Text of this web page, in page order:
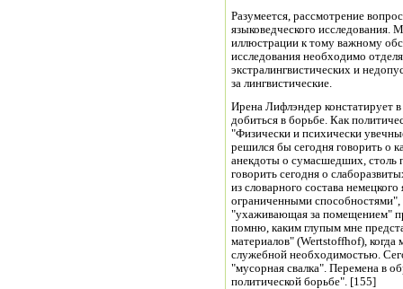
Разумеется, рассмотрение
языковедческого
иллюстрации к тому важному
исследования необходимо
экстралингвистических и
за лингвистические.
Ирена Лифлэндер констатирует
добиться в борьбе. Как
"Физически и психически
решился бы сегодня говорить о
анекдоты о сумасшедших, столь
говорить сегодня о
из словарного состава
ограниченными
"ухаживающая за помещением"
помню, каким глупым мне
материалов" (Wertstoffhof), когда
служебной необходимостью.
"мусорная свалка". Перемена в
политической борьбе". [155]